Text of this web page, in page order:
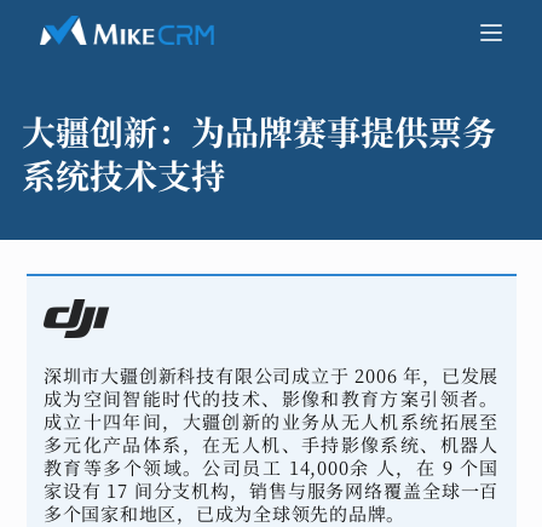
大疆创新： 为品牌赛事提供票务
系统技术支持
深圳市大疆创新科技有限公司成立于 2006 年，已发展
成为空间智能时代的技术、影像和教育方案引领者。
成立十四年间，大疆创新的业务从无人机系统拓展至
多元化产品体系，在无人机、手持影像系统、机器人
教育等多个领域。公司员工 14,000余 人，在 9 个国
家设有 17 间分支机构，销售与服务网络覆盖全球一百
多个国家和地区，已成为全球领先的品牌。